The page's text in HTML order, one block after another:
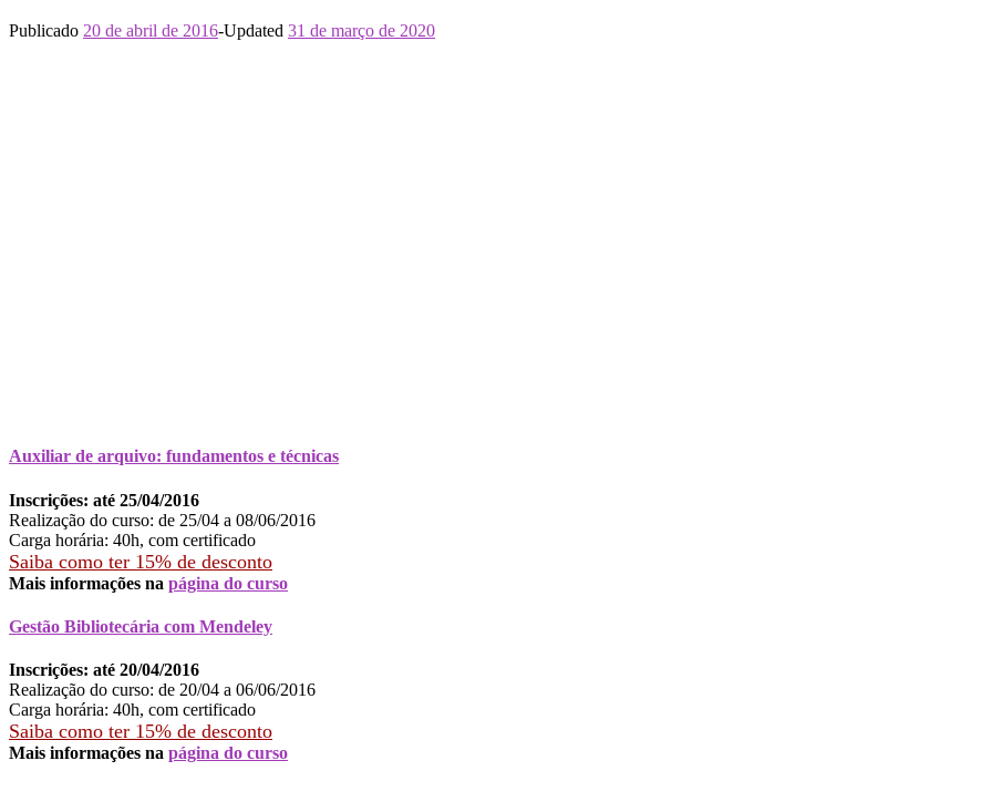
Publicado 20 de abril de 2016-Updated 31 de março de 2020
Auxiliar de arquivo: fundamentos e técnicas
Inscrições: até 25/04/2016
Realização do curso: de 25/04 a 08/06/2016
Carga horária: 40h, com certificado
Saiba como ter 15% de desconto
Mais informações na página do curso
Gestão Bibliotecária com Mendeley
Inscrições: até 20/04/2016
Realização do curso: de 20/04 a 06/06/2016
Carga horária: 40h, com certificado
Saiba como ter 15% de desconto
Mais informações na página do curso